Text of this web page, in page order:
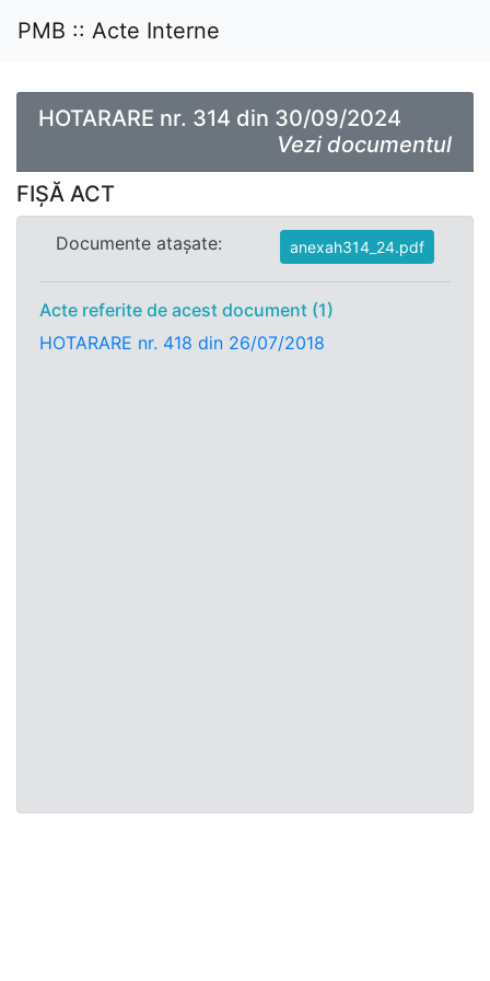
PMB :: Acte Interne
HOTARARE nr. 314 din 30/09/2024
Vezi documentul
FIȘĂ ACT
Documente atașate: anexah314_24.pdf
Acte referite de acest document (1)
HOTARARE nr. 418 din 26/07/2018